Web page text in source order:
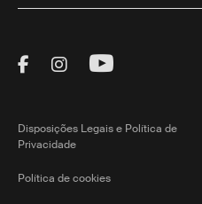
Visit Thule on
Visit Thule on
Visit
Disposições Legais e Política de
Privacidade
Política de cookies